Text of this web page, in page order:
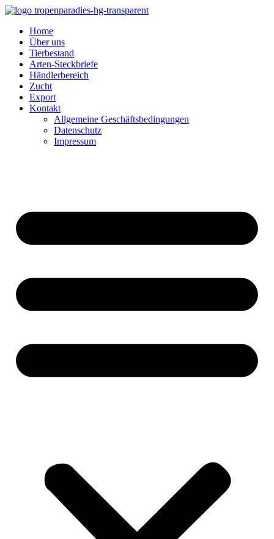
Home
Über uns
Tierbestand
Arten-Steckbriefe
Händlerbereich
Zucht
Export
Kontakt
Allgemeine Geschäftsbedingungen
Datenschutz
Impressum